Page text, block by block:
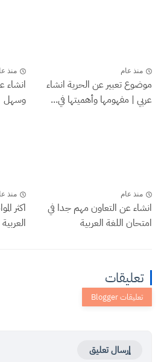
منذ عام
موضوع تعبير عن الحرية انشاء
عربي | مفهومها وأهميتها في...
منذ
انشاء
وسهل
منذ عام
انشاء عن التعاون مهم جدا في
امتحان اللغة العربية
منذ
اكثر
تعليقات
إرسال تعليق